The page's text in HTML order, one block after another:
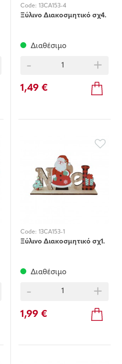
Code: 13CA153-4
Ξύλινο Διακοσμητικό σχ4.
Διαθέσιμο
- +
1,49 €
Code: 13CA153-1
Ξύλινο Διακοσμητικό σχ1.
Διαθέσιμο
- +
1,99 €